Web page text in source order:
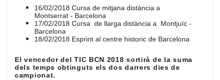
16/02/2018 Cursa de mitjana distància a
Montserrat - Barcelona
17/02/2018 Cursa de llarga distància a Montjuïc -
Barcelona
18/02/2018 Esprint al centre historic de Barcelona
El vencedor del TIC BCN 2018 sortirà de la suma
dels temps obtinguts els dos darrers dies de
campionat.